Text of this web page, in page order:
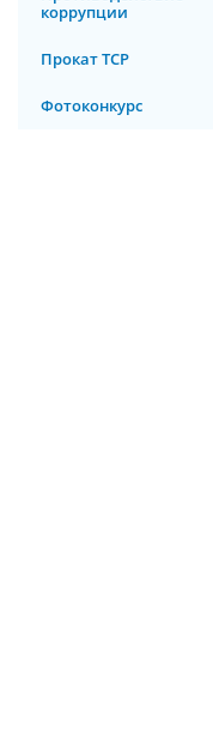
коррупции
Прокат ТСР
Фотоконкурс